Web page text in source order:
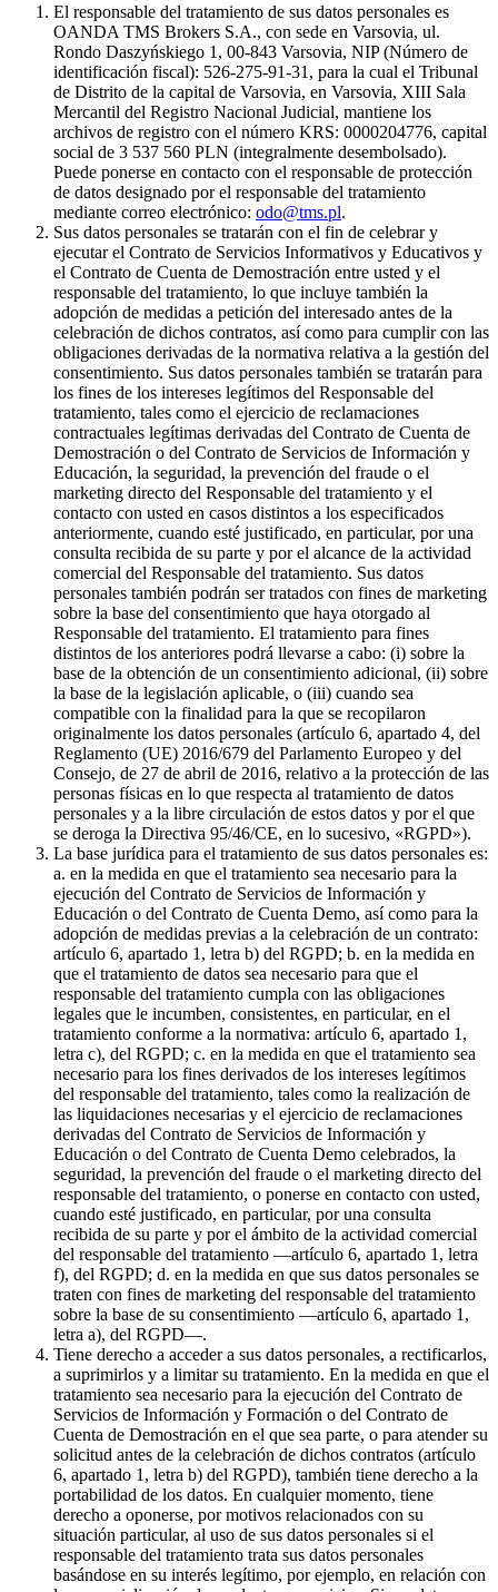
El responsable del tratamiento de sus datos personales es
OANDA TMS Brokers S.A., con sede en Varsovia, ul.
Rondo Daszyńskiego 1, 00-843 Varsovia, NIP (Número de
identificación fiscal): 526-275-91-31, para la cual el Tribunal
de Distrito de la capital de Varsovia, en Varsovia, XIII Sala
Mercantil del Registro Nacional Judicial, mantiene los
archivos de registro con el número KRS: 0000204776, capital
social de 3 537 560 PLN (integralmente desembolsado).
Puede ponerse en contacto con el responsable de protección
de datos designado por el responsable del tratamiento
mediante correo electrónico: odo@tms.pl.
Sus datos personales se tratarán con el fin de celebrar y
ejecutar el Contrato de Servicios Informativos y Educativos y
el Contrato de Cuenta de Demostración entre usted y el
responsable del tratamiento, lo que incluye también la
adopción de medidas a petición del interesado antes de la
celebración de dichos contratos, así como para cumplir con las
obligaciones derivadas de la normativa relativa a la gestión del
consentimiento. Sus datos personales también se tratarán para
los fines de los intereses legítimos del Responsable del
tratamiento, tales como el ejercicio de reclamaciones
contractuales legítimas derivadas del Contrato de Cuenta de
Demostración o del Contrato de Servicios de Información y
Educación, la seguridad, la prevención del fraude o el
marketing directo del Responsable del tratamiento y el
contacto con usted en casos distintos a los especificados
anteriormente, cuando esté justificado, en particular, por una
consulta recibida de su parte y por el alcance de la actividad
comercial del Responsable del tratamiento. Sus datos
personales también podrán ser tratados con fines de marketing
sobre la base del consentimiento que haya otorgado al
Responsable del tratamiento. El tratamiento para fines
distintos de los anteriores podrá llevarse a cabo: (i) sobre la
base de la obtención de un consentimiento adicional, (ii) sobre
la base de la legislación aplicable, o (iii) cuando sea
compatible con la finalidad para la que se recopilaron
originalmente los datos personales (artículo 6, apartado 4, del
Reglamento (UE) 2016/679 del Parlamento Europeo y del
Consejo, de 27 de abril de 2016, relativo a la protección de las
personas físicas en lo que respecta al tratamiento de datos
personales y a la libre circulación de estos datos y por el que
se deroga la Directiva 95/46/CE, en lo sucesivo, «RGPD»).
La base jurídica para el tratamiento de sus datos personales es:
a. en la medida en que el tratamiento sea necesario para la
ejecución del Contrato de Servicios de Información y
Educación o del Contrato de Cuenta Demo, así como para la
adopción de medidas previas a la celebración de un contrato:
artículo 6, apartado 1, letra b) del RGPD; b. en la medida en
que el tratamiento de datos sea necesario para que el
responsable del tratamiento cumpla con las obligaciones
legales que le incumben, consistentes, en particular, en el
tratamiento conforme a la normativa: artículo 6, apartado 1,
letra c), del RGPD; c. en la medida en que el tratamiento sea
necesario para los fines derivados de los intereses legítimos
del responsable del tratamiento, tales como la realización de
las liquidaciones necesarias y el ejercicio de reclamaciones
derivadas del Contrato de Servicios de Información y
Educación o del Contrato de Cuenta Demo celebrados, la
seguridad, la prevención del fraude o el marketing directo del
responsable del tratamiento, o ponerse en contacto con usted,
cuando esté justificado, en particular, por una consulta
recibida de su parte y por el ámbito de la actividad comercial
del responsable del tratamiento —artículo 6, apartado 1, letra
f), del RGPD; d. en la medida en que sus datos personales se
traten con fines de marketing del responsable del tratamiento
sobre la base de su consentimiento —artículo 6, apartado 1,
letra a), del RGPD—.
Tiene derecho a acceder a sus datos personales, a rectificarlos,
a suprimirlos y a limitar su tratamiento. En la medida en que el
tratamiento sea necesario para la ejecución del Contrato de
Servicios de Información y Formación o del Contrato de
Cuenta de Demostración en el que sea parte, o para atender su
solicitud antes de la celebración de dichos contratos (artículo
6, apartado 1, letra b) del RGPD), también tiene derecho a la
portabilidad de los datos. En cualquier momento, tiene
derecho a oponerse, por motivos relacionados con su
situación particular, al uso de sus datos personales si el
responsable del tratamiento trata sus datos personales
basándose en su interés legítimo, por ejemplo, en relación con